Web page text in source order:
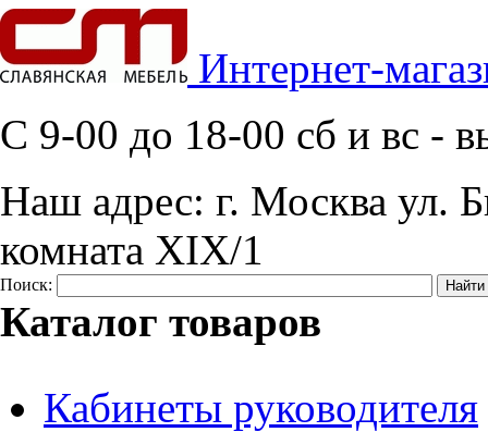
Интернет-
C 9-00 до 18-00 сб и вс -
Наш адрес: г. Москва ул.
комната XIX/1
Поиск:
Каталог товаров
Кабинеты руководителя